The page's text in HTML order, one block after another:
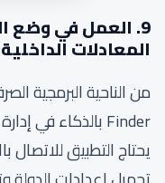
9. العمل في وضع
المعادلات الداخلية
Finder بالذكاء في إدارة البيانات عند غياب الشبكة.
يحتاج التطبيق للاتصال